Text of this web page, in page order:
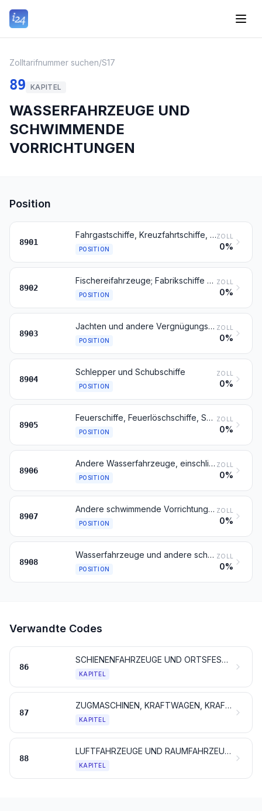
Zolltarifnummer suchen/S17
89 KAPITEL
WASSERFAHRZEUGE UND
SCHWIMMENDE
VORRICHTUNGEN
Position
8901
Fahrgastschiffe, Kreuzfahrtschiffe, Fährschiffe, Frachtschiffe, Lastkähne und ähnliche Wasserfahrzeuge zum Befördern von Personen oder Gütern
POSITION
ZOLL
0%
8902
Fischereifahrzeuge; Fabrikschiffe und andere Schiffe für das Verarbeiten oder Konservieren von Fischereierzeugnissen
POSITION
ZOLL
0%
8903
Jachten und andere Vergnügungs- oder Sportboote; Ruderboote und Kanus
POSITION
ZOLL
0%
8904
Schlepper und Schubschiffe
POSITION
ZOLL
0%
8905
Feuerschiffe, Feuerlöschschiffe, Schwimmbagger, Schwimmkrane und andere Wasserfahrzeuge, bei denen das Fahren im Vergleich zu ihrer Hauptfunktion von untergeordneter Bedeutung ist; Schwimmdocks, schwimmende oder tauchende Bohr- oder Förderplattformen
POSITION
ZOLL
0%
8906
Andere Wasserfahrzeuge, einschließlich Kriegsschiffe und Rettungsfahrzeuge, ausgenommen Ruderboote
POSITION
ZOLL
0%
8907
Andere schwimmende Vorrichtungen (z. B. Flöße, Schwimmtanks, Senkkästen, Festmachetonnen, Bojen und schwimmende Baken)
POSITION
ZOLL
0%
8908
Wasserfahrzeuge und andere schwimmende Vorrichtungen, zum Abwracken
POSITION
ZOLL
0%
Verwandte Codes
86
SCHIENENFAHRZEUGE UND ORTSFESTES GLEISMATERIAL, TEILE DAVON; MECHANISCHE (AUCH ELEKTROMECHANISCHE) SIGNALGERÄTE FÜR VERKEHRSWEGE
KAPITEL
87
ZUGMASCHINEN, KRAFTWAGEN, KRAFTRÄDER, FAHRRÄDER UND ANDERE NICHT SCHIENENGEBUNDENE LANDFAHRZEUGE, TEILE DAVON UND ZUBEHÖR
KAPITEL
88
LUFTFAHRZEUGE UND RAUMFAHRZEUGE, TEILE DAVON
KAPITEL